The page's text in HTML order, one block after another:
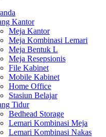
Kantor
Meja Kantor
Meja Kombinasi Lemari
Meja Bentuk L
Meja Resepsionis
File Kabinet
Mobile Kabinet
Home Office
Stasiun Belajar
Tidur
Bedhead Storage
Lemari Kombinasi Meja
Lemari Kombinasi Nakas